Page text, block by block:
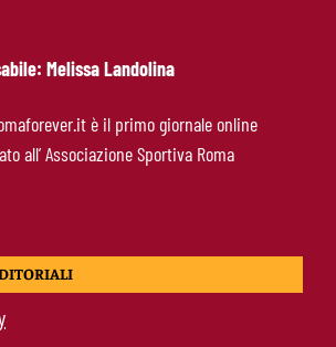
Nusa-Roma, la pista si raffredda: nessuna
apertura dal giocatore e dal Lipsia
Melissa Landolina
è il primo giornale online
all’ Associazione Sportiva Roma